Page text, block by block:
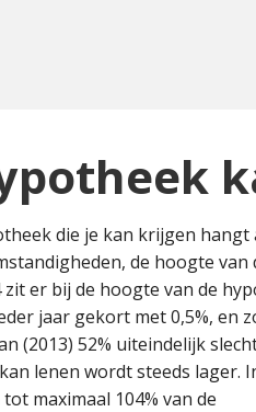
die je kan krijgen hangt
de hoogte
zit er bij de hoogte van de
jaar gekort met 0,5%, en
(2013) 52% uiteindelijk
lenen wordt steeds lager.
maximaal 104% van de